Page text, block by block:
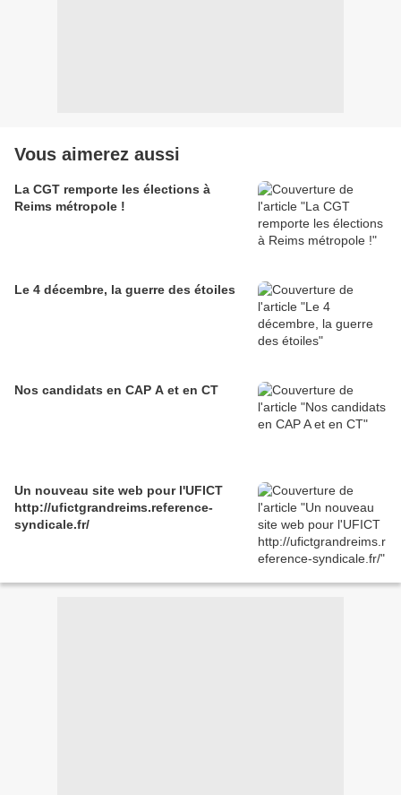
Vous aimerez aussi
La CGT remporte les élections à
Reims métropole !
Le 4 décembre, la guerre des étoiles
Nos candidats en CAP A et en CT
Un nouveau site web pour l'UFICT
http://ufictgrandreims.reference-
syndicale.fr/